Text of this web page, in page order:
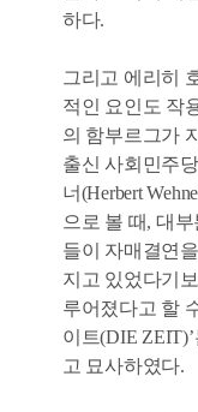
하다.
그리고 에리히
적인 요인도 작
의 함부르그가
출신 사회민주
너(Herbert
으로 볼 때, 대
들이 자매결연
지고 있었다기
루어졌다고 할
이트(DIE
고 묘사하였다.